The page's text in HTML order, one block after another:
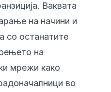
Ваквата
на начини и
со останатите
на
мрежи како
во